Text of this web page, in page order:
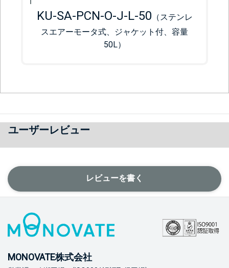
KU-SA-PCN-O-J-L-50 （ステンレ
スエアーモータ式、ジャケット付、容量
50L）
ユーザーレビュー
レビューを書く
MONOVATE株式会社